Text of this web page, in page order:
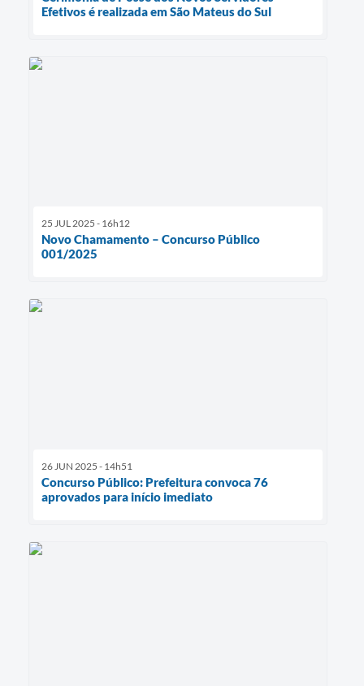
Efetivos é realizada em São Mateus do Sul
25 JUL 2025 - 16h12
Novo Chamamento – Concurso Público
001/2025
26 JUN 2025 - 14h51
Concurso Público: Prefeitura convoca 76
aprovados para início imediato